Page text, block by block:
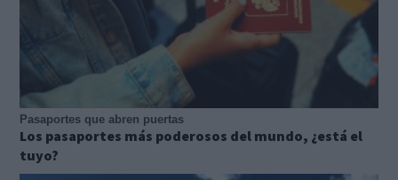
Pasaportes que abren puertas
Los pasaportes más poderosos del mundo, ¿está el
tuyo?